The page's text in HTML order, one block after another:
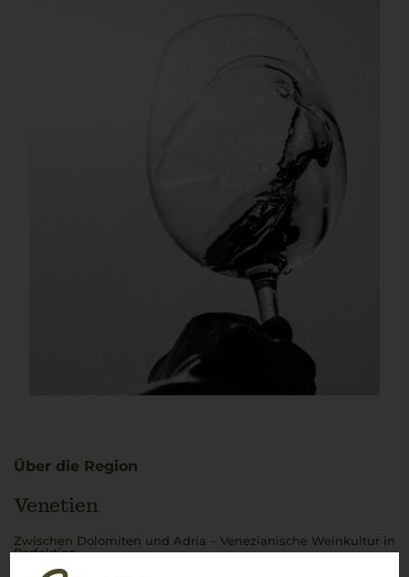
Über die Region
Venetien
Zwischen Dolomiten und Adria – Venezianische Weinkultur in
Perfektion